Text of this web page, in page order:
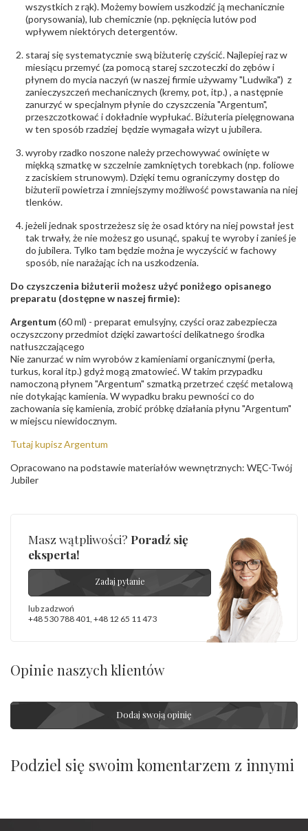
wszystkich z rąk). Możemy bowiem uszkodzić ją mechanicznie
(porysowania), lub chemicznie (np. pęknięcia lutów pod
wpływem niektórych detergentów.
staraj się systematycznie swą biżuterię czyścić. Najlepiej raz w
miesiącu przemyć (za pomocą starej szczoteczki do zębów i
płynem do mycia naczyń (w naszej firmie używamy "Ludwika") z
zanieczyszczeń mechanicznych (kremy, pot, itp.) , a następnie
zanurzyć w specjalnym płynie do czyszczenia "Argentum",
przeszczotkować i dokładnie wypłukać. Biżuteria pielęgnowana
w ten sposób rzadziej będzie wymagała wizyt u jubilera.
wyroby rzadko noszone należy przechowywać owinięte w
miękką szmatkę w szczelnie zamkniętych torebkach (np. foliowe
z zaciskiem strunowym). Dzięki temu ograniczymy dostęp do
biżuterii powietrza i zmniejszymy możliwość powstawania na niej
tlenków.
jeżeli jednak spostrzeżesz się że osad który na niej powstał jest
tak trwały, że nie możesz go usunąć, spakuj te wyroby i zanieś je
do jubilera. Tylko tam będzie można je wyczyścić w fachowy
sposób, nie narażając ich na uszkodzenia.
Do czyszczenia biżuterii możesz użyć poniżego opisanego
preparatu (dostępne w naszej firmie):
Argentum(60 ml) - preparat emulsyjny, czyści oraz zabezpiecza
oczyszczony przedmiot dzięki zawartości delikatnego środka
natłuszczającego
Nie zanurzać w nim wyrobów z kamieniami organicznymi (perła,
turkus, koral itp.) gdyż mogą zmatowieć. W takim przypadku
namoczoną płynem "Argentum" szmatką przetrzeć część metalową
nie dotykając kamienia. W wypadku braku pewności co do
zachowania się kamienia, zrobić próbkę działania płynu "Argentum"
w miejscu niewidocznym.
Tutaj kupisz Argentum
Opracowano na podstawie materiałów wewnętrznych: WĘC-Twój
Jubiler
Masz wątpliwości? Poradź się
eksperta!
Zadaj pytanie
lub zadzwoń
+48 530 788 401 +48 12 65 11 473
Opinie naszych klientów
Dodaj swoją opinię
Podziel się swoim komentarzem z innymi